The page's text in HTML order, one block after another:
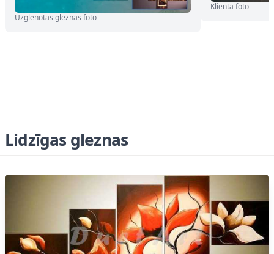
Uzglenotas gleznas foto
Klienta foto
Lidzīgas gleznas